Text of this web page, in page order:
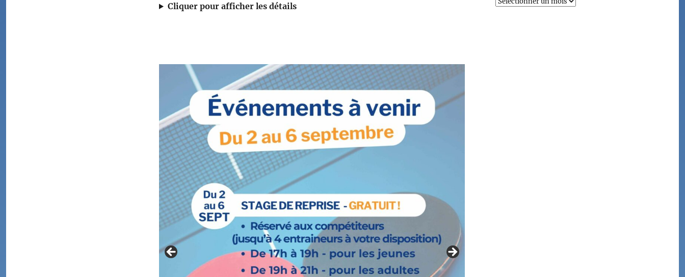
Cliquer pour afficher les détails